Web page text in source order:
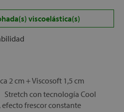
viscoelástica(s)
2 cm + Viscosoft 1,5 cm
Stretch con tecnología Cool
frescor constante